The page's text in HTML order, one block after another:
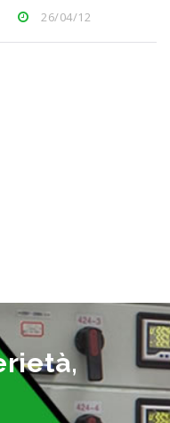
26/04/12